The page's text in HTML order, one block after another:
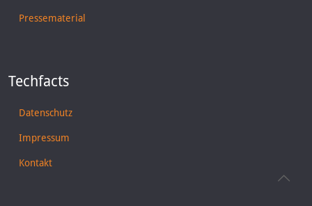
Pressematerial
Techfacts
Datenschutz
Impressum
Kontakt